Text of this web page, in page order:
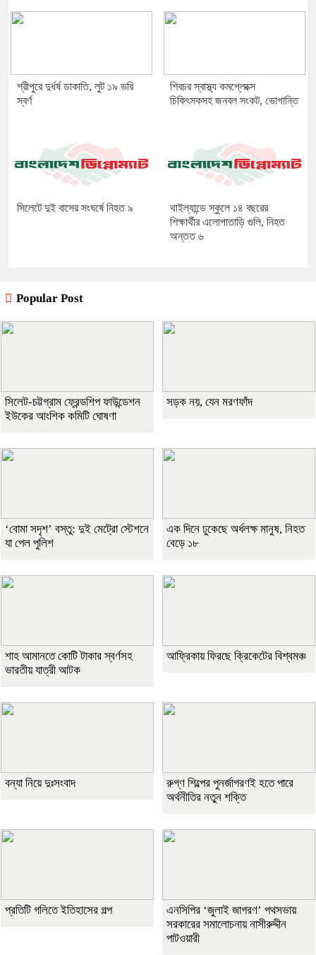
শ্রীপুরে দুর্ধর্ষ ডাকাতি, লুট ১৯ ভরি
স্বর্ণ
শিবচর স্বাস্থ্য কমপ্লেক্সে
চিকিৎসকসহ জনবল সংকট, ভোগান্তি
সিলেটে দুই বাসের সংঘর্ষে নিহত ৯
থাইল্যান্ডে স্কুলে ১৪ বছরের
শিক্ষার্থীর এলোপাতাড়ি গুলি, নিহত
অন্তত ৬
Popular Post
সিলেট-চট্টগ্রাম ফ্রেন্ডশিপ ফাউন্ডেশন
ইউকের আংশিক কমিটি ঘোষণা
সড়ক নয়, যেন মরণফাঁদ
‘বোমা সদৃশ’ বস্তু: দুই মেট্রো স্টেশনে
যা পেল পুলিশ
এক দিনে ঢুকেছে অর্ধলক্ষ মানুষ, নিহত
বেড়ে ১৮
শাহ আমানতে কোটি টাকার স্বর্ণসহ
ভারতীয় যাত্রী আটক
আফ্রিকায় ফিরছে ক্রিকেটের বিশ্বমঞ্চ
বন্যা নিয়ে দুঃসংবাদ
রুগ্ণ শিল্পের পুনর্জাগরণই হতে পারে
অর্থনীতির নতুন শক্তি
প্রতিটি গলিতে ইতিহাসের গল্প
এনসিপির ‘জুলাই জাগরণ’ পথসভায়
সরকারের সমালোচনায় নাসীরুদ্দীন
পাটওয়ারী